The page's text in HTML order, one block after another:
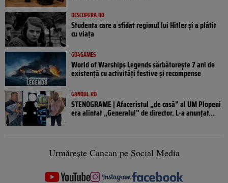
DESCOPERA.RO
Studenta care a sfidat regimul lui Hitler și a plătit
cu viața
GO4GAMES
World of Warships Legends sărbătorește 7 ani de
existență cu activități festive și recompense
GANDUL.RO
STENOGRAME | Afaceristul „de casă” al UM Plopeni
era alintat „Generalul” de director. L-a anunțat...
Urmărește Cancan pe Social Media